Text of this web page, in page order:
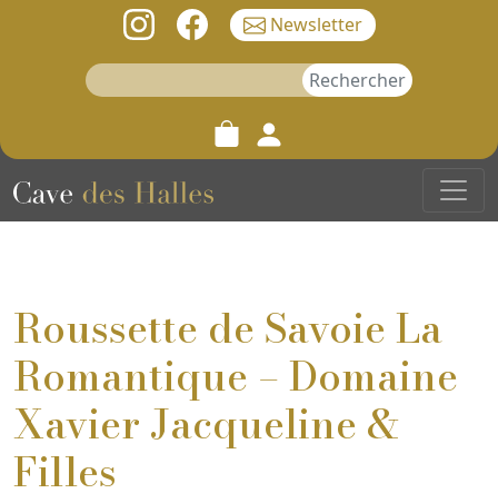
Newsletter
Rechercher :
Roussette de Savoie La
Romantique – Domaine
Xavier Jacqueline &
Filles